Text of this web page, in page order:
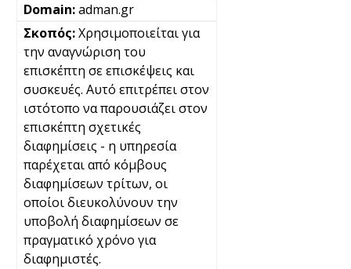
adman.gr
Χρησιμοποιείται για
την αναγνώριση του
επισκέπτη σε επισκέψεις και
συσκευές. Αυτό επιτρέπει στον
ιστότοπο να παρουσιάζει στον
επισκέπτη σχετικές
διαφημίσεις - η υπηρεσία
παρέχεται από κόμβους
διαφημίσεων τρίτων, οι
οποίοι διευκολύνουν την
υποβολή διαφημίσεων σε
πραγματικό χρόνο για
διαφημιστές.